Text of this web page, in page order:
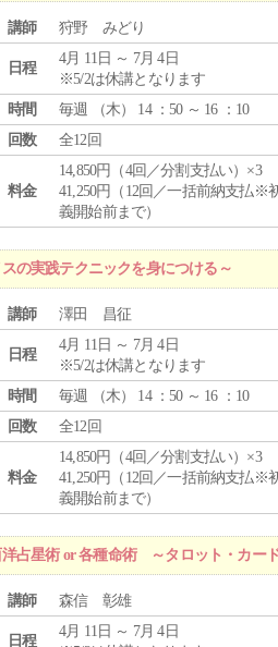
講師 狩野 みどり
日程
4月 11日 ～ 7月 4日
※5/2は休講となります
時間
毎週 （木） 14 ：50 ～ 16 ：10
回数
全12回
料金
14,850円（4回／分割支払い）×3
41,250円（12回／一括前納支払※
義開始前まで）
の実践テクニックを身につける～
講師 澤田 昌征
日程
4月 11日 ～ 7月 4日
※5/2は休講となります
時間
毎週 （木） 14 ：50 ～ 16 ：10
回数
全12回
料金
14,850円（4回／分割支払い）×3
41,250円（12回／一括前納支払※
義開始前まで）
占星術 or 各種命術 ～タロット・カー
講師 森信 彰雄
日程
4月 11日 ～ 7月 4日